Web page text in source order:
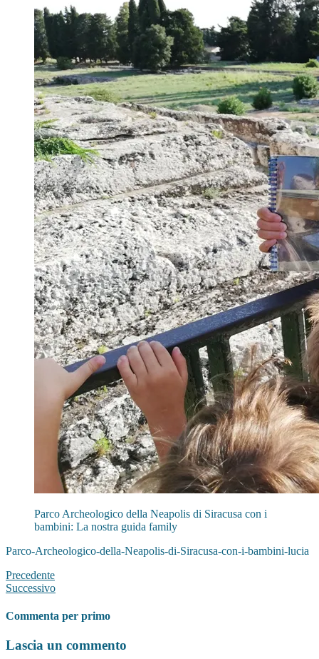
Parco Archeologico della Neapolis di Siracusa con i
bambini: La nostra guida family
Parco-Archeologico-della-Neapolis-di-Siracusa-con-i-bambini-lucia
Precedente
Successivo
Commenta per primo
Lascia un commento